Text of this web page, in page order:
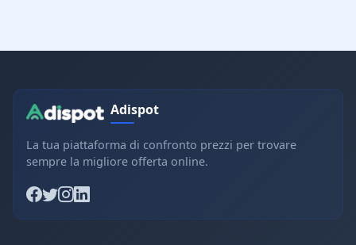
Adispot
La tua piattaforma di confronto prezzi per trovare
sempre la migliore offerta online.